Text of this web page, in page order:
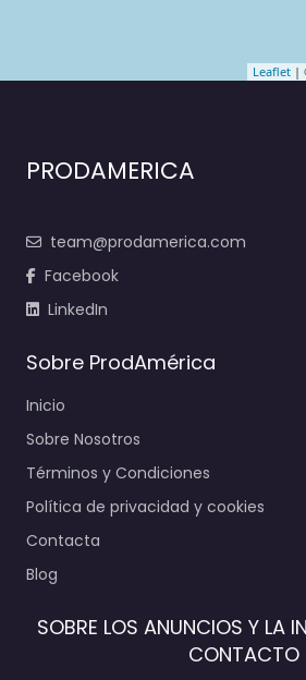
Leaflet |
PRODAMERICA
team@prodamerica.com
Facebook
LinkedIn
Sobre ProdAmérica
Inicio
Sobre Nosotros
Términos y Condiciones
Política de privacidad y cookies
Contacta
Blog
SOBRE LOS ANUNCIOS Y LA
CONTACTO